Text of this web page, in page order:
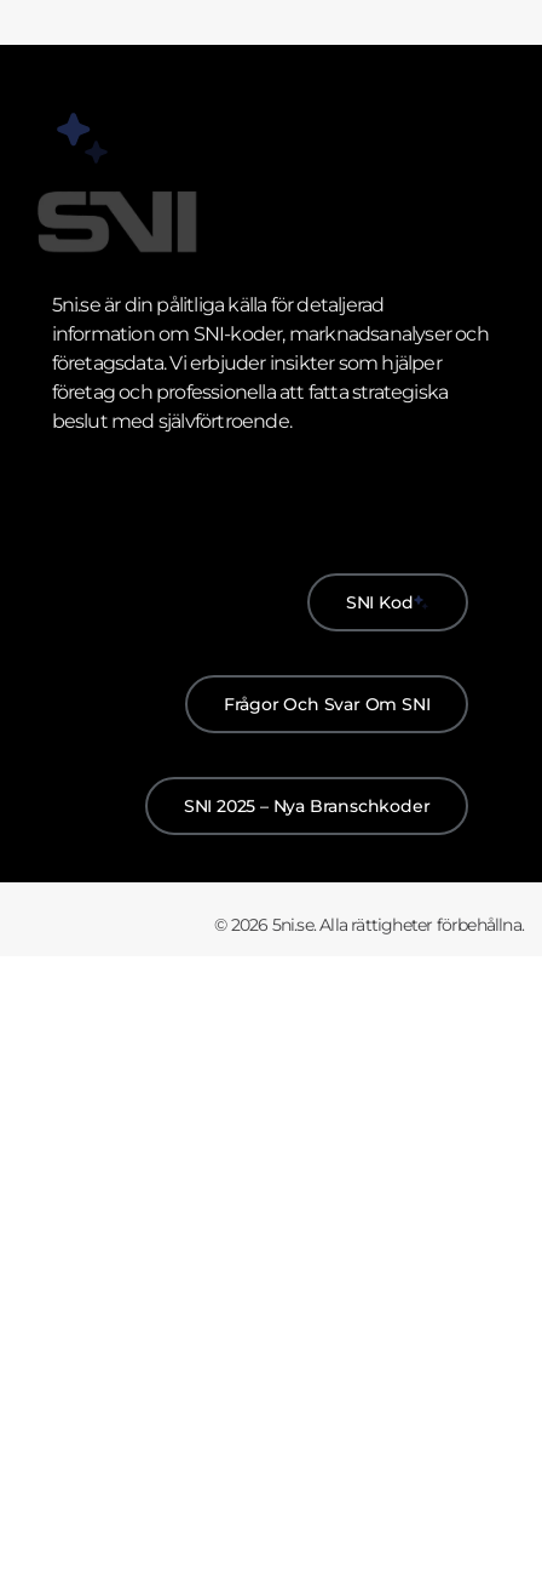
5ni.se är din pålitliga källa för detaljerad
information om SNI-koder, marknadsanalyser och
företagsdata. Vi erbjuder insikter som hjälper
företag och professionella att fatta strategiska
beslut med självförtroende.
SNI Kod
Frågor Och Svar Om SNI
SNI 2025 – Nya Branschkoder
© 2026 5ni.se. Alla rättigheter förbehållna.